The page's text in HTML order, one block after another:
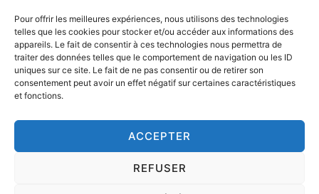
Pour offrir les meilleures expériences, nous utilisons des technologies
telles que les cookies pour stocker et/ou accéder aux informations des
appareils. Le fait de consentir à ces technologies nous permettra de
traiter des données telles que le comportement de navigation ou les ID
uniques sur ce site. Le fait de ne pas consentir ou de retirer son
consentement peut avoir un effet négatif sur certaines caractéristiques
et fonctions.
ACCEPTER
REFUSER
Kooperationsprojekte
zwischen lokalen und
regionalen Akteuren aus den
Gebieten, die die
Großregion bilden.
Design byVisible